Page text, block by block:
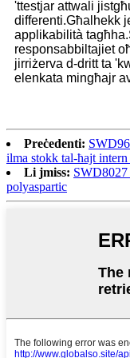
'ttestjar attwali
differenti.Għalhekk
applikabilità
responsabbiltajiet
jirriżerva d-dritt ta
elenkata mingħajr
Preċedenti:
ilma stokk tal-ħajt
Li jmiss: SWD8027
polyaspartic